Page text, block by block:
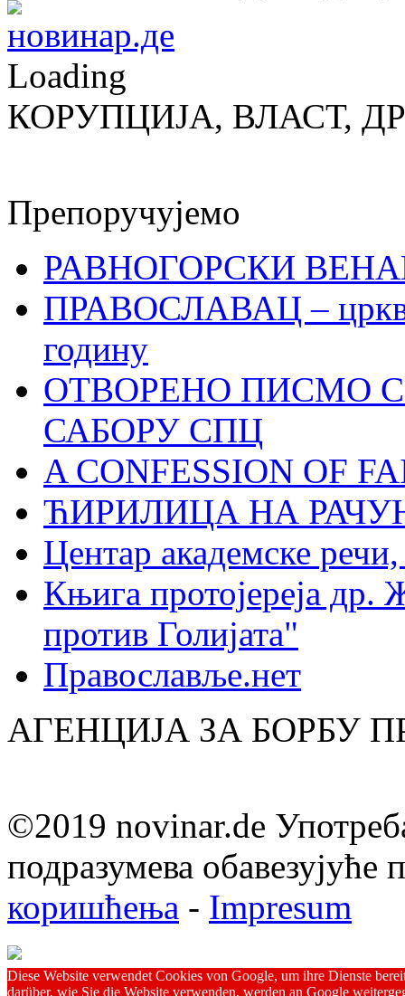
Loading
КОРУПЦИЈА, ВЛАСТ,
Препоручујемо
РАВНОГОРСКИ
ПРАВОСЛАВАЦ –
годину
ОТВОРЕНО ПИСМО
САБОРУ СПЦ
A CONFESSION OF
ЋИРИЛИЦА НА
Центар академске
Књига протојереја др.
против Голијата"
Православље.нет
АГЕНЦИЈА ЗА БОРБУ
©2019 novinar.de
подразумева обавезујуће
коришћења - Impresum
Diese Website verwendet Cookies von Google, um ihre Dienste
darüber, wie Sie die Website verwenden, werden an Google